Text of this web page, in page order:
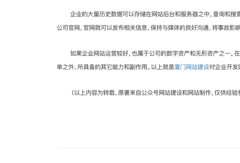
企业的大量历史数据可以存储在网站后台和服务器之中，查询和
公司官网，官网就可以发布相关信息，保持与媒体的良好沟通，将事故影
如果企业网站运营较好，也属于公司的数字资产和无形资产之一。
单之外，所具备的其它能力和副作用。以上就是厦门网站建设对企业开发
（以上内容为转载，原著来自公众号网站建设和网站制作，仅供经验